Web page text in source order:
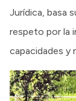
Jurídica, basa
respeto por la
capacidades y